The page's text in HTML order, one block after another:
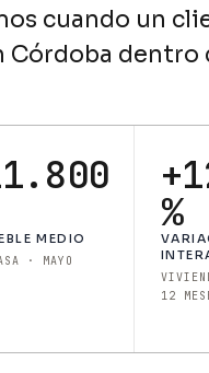
cuando un
Córdoba dentro
MEDIO
· MAYO
%
12